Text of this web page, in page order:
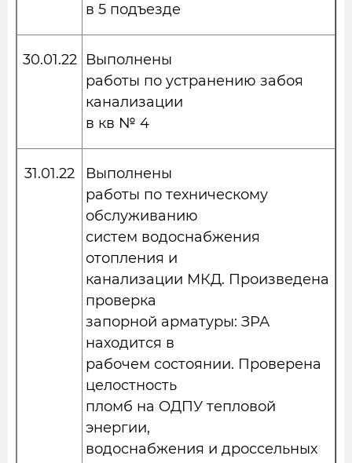
в 5 подъезде
30.01.22
Выполнены
работы по устранению забоя
канализации
в кв № 4
31.01.22
Выполнены
работы по техническому
обслуживанию
систем водоснабжения
отопления и
канализации МКД. Произведена
проверка
запорной арматуры: ЗРА
находится в
рабочем состоянии. Проверена
целостность
пломб на ОДПУ тепловой
энергии,
водоснабжения и дроссельных